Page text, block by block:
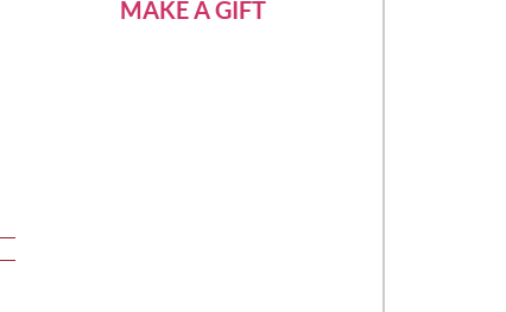
MAKE A GIFT